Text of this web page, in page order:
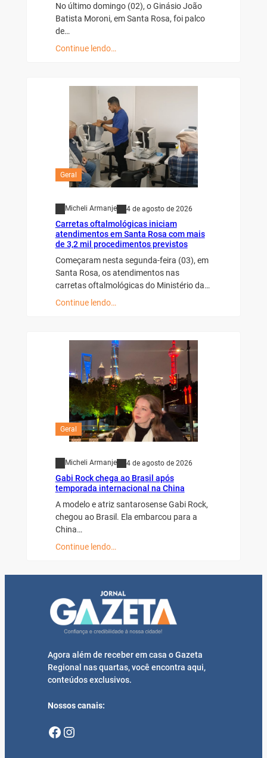
No último domingo (02), o Ginásio João
Batista Moroni, em Santa Rosa, foi palco
de…
Continue lendo…
Geral
Micheli Armanje 4 de agosto de 2026
Carretas oftalmológicas iniciam
atendimentos em Santa Rosa com mais
de 3,2 mil procedimentos previstos
Começaram nesta segunda-feira (03), em
Santa Rosa, os atendimentos nas
carretas oftalmológicas do Ministério da…
Continue lendo…
Geral
Micheli Armanje 4 de agosto de 2026
Gabi Rock chega ao Brasil após
temporada internacional na China
A modelo e atriz santarosense Gabi Rock,
chegou ao Brasil. Ela embarcou para a
China…
Continue lendo…
Agora além de receber em casa o Gazeta
Regional nas quartas, você encontra aqui,
conteúdos exclusivos.
Nossos canais:
Facebook Instagram